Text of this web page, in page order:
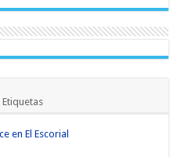
Etiquetas
en El Escorial